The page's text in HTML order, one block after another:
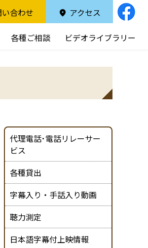
合わせ アクセス
各種ご相談 ビデオライブラリー
代理電話･電話リレーサー
ビス
各種貸出
字幕入り・手話入り動画
聴力測定
日本語字幕付上映情報